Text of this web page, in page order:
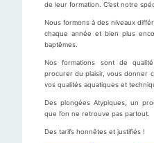
de leur formation. C’est notre
Nous formons à des niveaux
chaque année et bien plus
baptêmes.
Nos formations sont de
procurer du plaisir, vous donner
vos qualités aquatiques et
Des plongées Atypiques, un
que l’on ne retrouve pas partout.
Des tarifs honnêtes et justifiés !